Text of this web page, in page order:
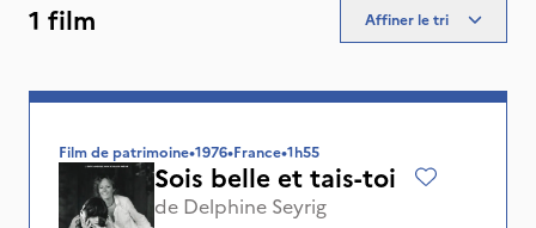
1 film Affiner le tri
Film de patrimoine•1976•France•1h55
Sois belle et tais-toi
de Delphine Seyrig